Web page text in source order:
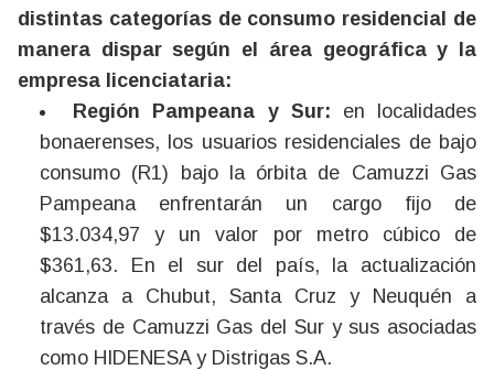
distintas categorías de consumo residencial de
manera dispar según el área geográfica y la
empresa licenciataria:
Región Pampeana y Sur: en localidades
bonaerenses, los usuarios residenciales de bajo
consumo (R1) bajo la órbita de Camuzzi Gas
Pampeana enfrentarán un cargo fijo de
$13.034,97 y un valor por metro cúbico de
$361,63. En el sur del país, la actualización
alcanza a Chubut, Santa Cruz y Neuquén a
través de Camuzzi Gas del Sur y sus asociadas
como HIDENESA y Distrigas S.A.